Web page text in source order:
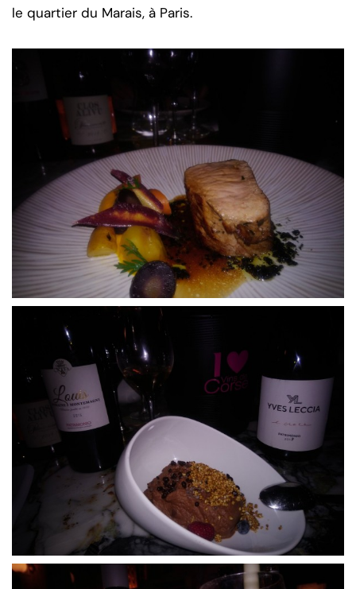
le quartier du Marais, à Paris.